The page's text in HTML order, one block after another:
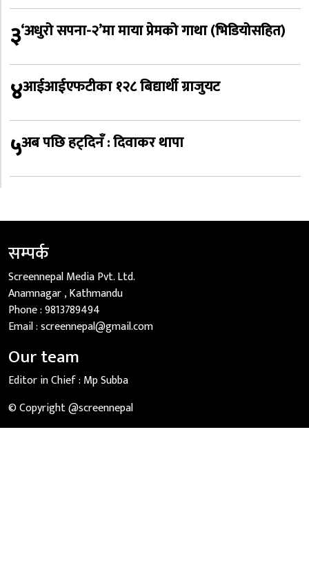
३‘अधुरो सपना-२’मा माया प्रेमको गाथा (भिडियोसहित)
४आईआईएफटीका १२८ बिद्यार्थी ग्राजुयट
५अब पछि हट्दिनँ : दिवाकर थापा
सम्पर्क
Screennepal Media Pvt. Ltd.
Anamnagar , Kathmandu
Phone :9813789494
Email :screennepal@gmail.com
Our team
Editor in Chief : Mp Subba
© Copyright @screennepal